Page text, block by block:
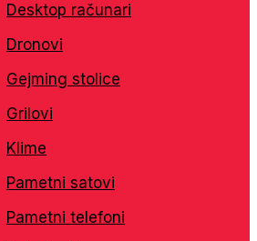
Desktop računari
Dronovi
Gejming stolice
Grilovi
Klime
Pametni satovi
Pametni telefoni